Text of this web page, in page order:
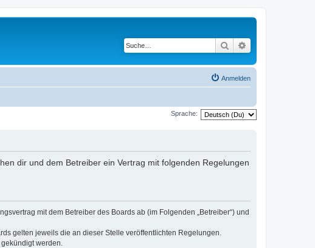
Suche
Anmelden
Sprache:
dir und dem Betreiber ein Vertrag mit folgenden Regelungen
mit dem Betreiber des Boards ab (im Folgenden „Betreiber“) und
gelten jeweils die an dieser Stelle veröffentlichten Regelungen.
werden.